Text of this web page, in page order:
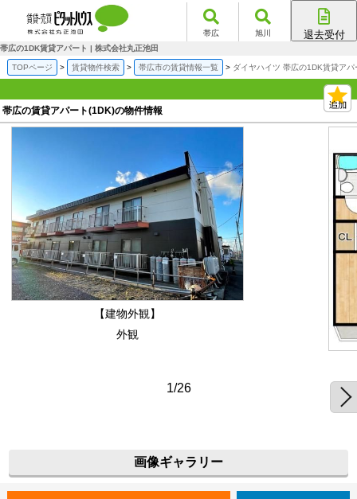
帯広 旭川 退去受付
帯広の1DK賃貸アパート | 株式会社丸正池田
TOPページ 賃貸物件検索 帯広市の賃貸情報一覧 ダイヤハイツ 帯広の1DK賃貸アパ
帯広の賃貸アパート(1DK)の物件情報
【建物外観】
外観
1/26
画像ギャラリー